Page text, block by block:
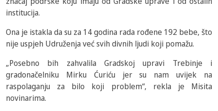
institucija.
Ona je istakla da su za 14 godina rada rođene 192 bebe, što
nije uspjeh Udruženja već svih divnih ljudi koji pomažu.
„Posebno bih zahvalila Gradskoj upravi Trebinje i
gradonačelniku Mirku Ćuriću jer su nam uvijek na
raspolaganju za bilo koji problem“, rekla je Misita
novinarima.